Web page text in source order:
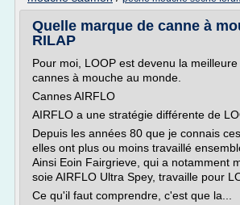
Quelle marque de canne à
RILAP
Pour moi, LOOP est devenu la
cannes à mouche au monde.
Cannes AIRFLO
AIRFLO a une stratégie différente de
Depuis les années 80 que je connais
elles ont plus ou moins travaillé
Ainsi Eoin Fairgrieve, qui a notamment
soie AIRFLO Ultra Spey, travaille pour
Ce qu'il faut comprendre, c'est que la...